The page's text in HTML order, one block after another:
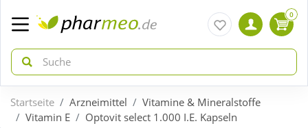
zurück
zurück
0
Startseite Arzneimittel
Vitamine & Mineralstoffe
Vitamin E
Optovit select 1.000 I.E. Kapseln